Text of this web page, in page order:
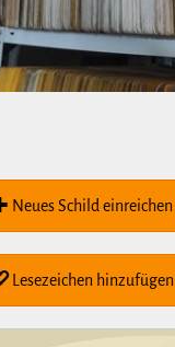
Neues Schild ein­rei­chen
Lese­zei­chen hin­zu­fügen